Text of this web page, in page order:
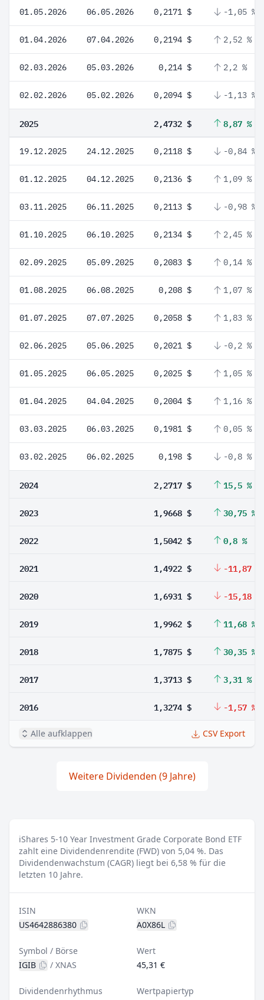
01.05.2026 06.05.2026 0,2171 $ -1,05 %
01.04.2026 07.04.2026 0,2194 $ 2,52 %
02.03.2026 05.03.2026 0,214 $ 2,2 %
02.02.2026 05.02.2026 0,2094 $ -1,13 %
2025 2,4732 $ 8,87 %
19.12.2025 24.12.2025 0,2118 $ -0,84 %
01.12.2025 04.12.2025 0,2136 $ 1,09 %
03.11.2025 06.11.2025 0,2113 $ -0,98 %
01.10.2025 06.10.2025 0,2134 $ 2,45 %
02.09.2025 05.09.2025 0,2083 $ 0,14 %
01.08.2025 06.08.2025 0,208 $ 1,07 %
01.07.2025 07.07.2025 0,2058 $ 1,83 %
02.06.2025 05.06.2025 0,2021 $ -0,2 %
01.05.2025 06.05.2025 0,2025 $ 1,05 %
01.04.2025 04.04.2025 0,2004 $ 1,16 %
03.03.2025 06.03.2025 0,1981 $ 0,05 %
03.02.2025 06.02.2025 0,198 $ -0,8 %
2024 2,2717 $ 15,5 %
2023 1,9668 $ 30,75 %
2022 1,5042 $ 0,8 %
2021 1,4922 $ -11,87 %
2020 1,6931 $ -15,18 %
2019 1,9962 $ 11,68 %
2018 1,7875 $ 30,35 %
2017 1,3713 $ 3,31 %
2016 1,3274 $ -1,57 %
Alle aufklappen CSV Export
Weitere Dividenden (9 Jahre)
iShares 5-10 Year Investment Grade Corporate Bond ETF
zahlt eine Dividendenrendite (FWD) von 5,04 %. Das
Dividendenwachstum (CAGR) liegt bei 6,58 % für die
letzten 10 Jahre.
ISIN
US4642886380
WKN
A0X86L
Symbol / Börse
IGIB
/ XNAS
Wert
45,31 €
Dividendenrhythmus
Wertpapiertyp